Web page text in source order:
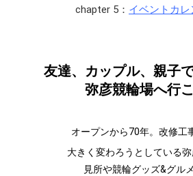
chapter 5： イベントカ
友達、カップル、親子
弥彦競輪場へ行
オープンから70年。改修工
大きく変わろうとしている弥
見所や競輪グッズ&グル